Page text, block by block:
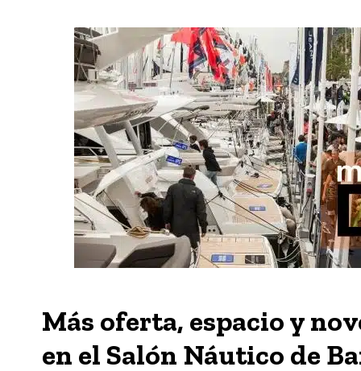
Más oferta, espacio y
en el Salón Náutico de